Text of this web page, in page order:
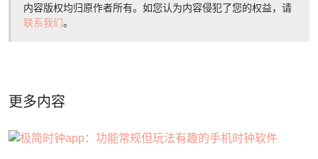
内容版权均归原作者所有。如您认为内容侵犯了您的权益，请
联系我们。
更多内容